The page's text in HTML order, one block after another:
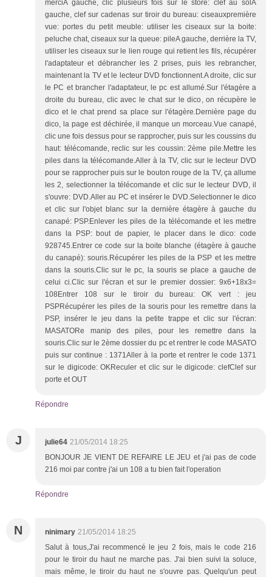
merciA gauche, clic plusieurs fois sur le store: clef au solA
gauche, clef sur cadenas sur tiroir du bureau: ciseauxpremière
vue: portes du petit meuble: utiliser les ciseaux sur la boite:
peluche chat, ciseaux sur la queue: pileA gauche, derrière la TV,
utiliser les ciseaux sur le lien rouge qui retient les fils, récupérer
l'adaptateur et débrancher les 2 prises, puis les rebrancher,
maintenant la TV et le lecteur DVD fonctionnent.A droite, clic sur
le PC et brancher l'adaptateur, le pc est allumé.Sur l'étagère a
droite du bureau, clic avec le chat sur le dico, on récupère le
dico et le chat prend sa place sur l'étagère.Dernière page du
dico, la page est déchirée, il manque un morceau.Vue canapé,
clic une fois dessus pour se rapprocher, puis sur les coussins du
haut: télécomande, reclic sur les coussin: 2ème pile.Mettre les
piles dans la télécomande.Aller à la TV, clic sur le lecteur DVD
pour se rapprocher puis sur le bouton rouge de la TV, ça allume
les 2, selectionner la télécomande et clic sur le lecteur DVD, il
s'ouvre: DVD.Aller au PC et insérer le DVD.Selectionner le dico
et clic sur l'objet blanc sur la dernière étagère à gauche du
canapé: PSP.Enlever les piles de la télécomande et les mettre
dans la PSP: bout de papier, le placer dans le dico: code
928745.Entrer ce code sur la boite blanche (étagère à gauche
du canapé): souris.Récupérer les piles de la PSP et les mettre
dans la souris.Clic sur le pc, la souris se place a gauche de
celui ci.Clic sur l'écran et sur le premier dossier: 9x6+18x3=
108Entrer 108 sur le tiroir du bureau: OK vert : jeu
PSPRécupérer les piles de la souris pour les remettre dans la
PSP, insérer le jeu dans la petite trappe et clic sur l'écran:
MASATORe manip des piles, pour les remettre dans la
souris.Clic sur le 2ème dossier du pc et rentrer le code MASATO
puis sur continue : 1371Aller à la porte et rentrer le code 1371
sur le digicode: OKReculer et clic sur le digicode: clefClef sur
porte et OUT
Répondre
J julie64 21/05/2014 18:25
BONJOUR JE VIENT DE REFAIRE LE JEU et j'ai pas de code
216 moi par contre j'ai un 108 a tu bien fait l'operation
Répondre
N ninimary 21/05/2014 18:25
Salut à tous,J'ai recommencé le jeu 2 fois, mais le code 216
pour le tiroir du haut ne marche pas. J'ai bien suivi la soluce,
mais même, le tiroir du haut ne s'ouvre pas. Quelqu'un peut